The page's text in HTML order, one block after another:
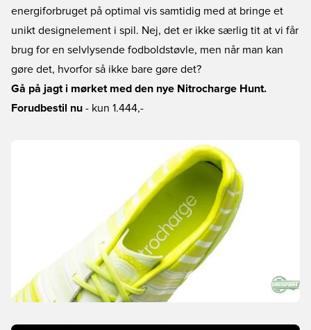
energiforbruget på optimal vis samtidig med at bringe et
unikt designelement i spil. Nej, det er ikke særlig tit at vi får
brug for en selvlysende fodboldstøvle, men når man kan
gøre det, hvorfor så ikke bare gøre det?
Gå på jagt i mørket med den nye Nitrocharge Hunt.
Forudbestil nu - kun 1.444,-